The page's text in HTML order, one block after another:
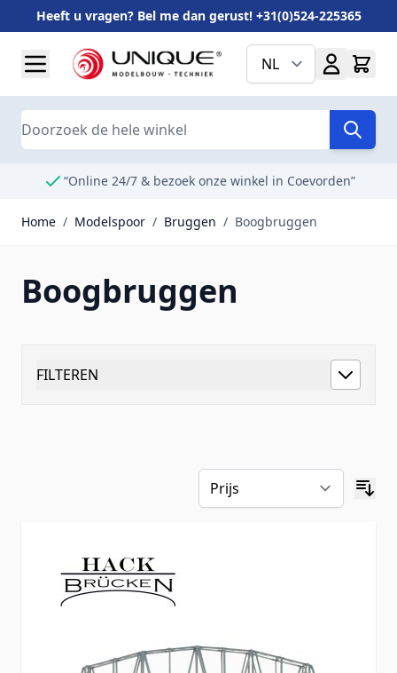
Heeft u vragen? Bel me dan gerust! +31(0)524-225365
NL
Search
“Online 24/7 & bezoek onze winkel in Coevorden”
Home / Modelspoor / Bruggen / Boogbruggen
Boogbruggen
FILTEREN